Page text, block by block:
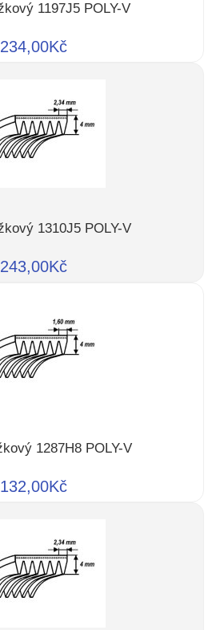
1197J5 POLY-V
234,00Kč
1310J5 POLY-V
243,00Kč
1287H8 POLY-V
132,00Kč